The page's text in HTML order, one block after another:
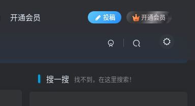
开通会员 投稿 开通会员
搜一搜 找不到，在这里搜索！